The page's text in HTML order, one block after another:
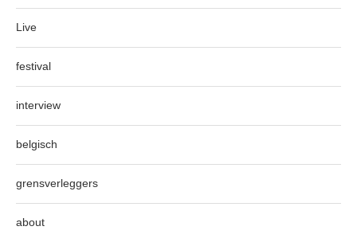
Live
festival
interview
belgisch
grensverleggers
about